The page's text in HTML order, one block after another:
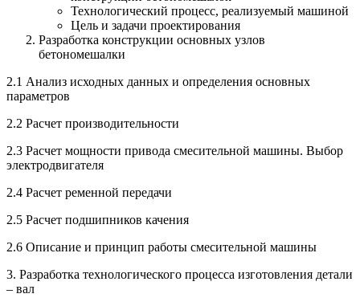
Технологический процесс, реализуемый машиной
Цель и задачи проектирования
Разработка конструкции основных узлов
бетономешалки
2.1 Анализ исходных данных и определения основных
параметров
2.2 Расчет производительности
2.3 Расчет мощности привода смесительной машины. Выбор
электродвигателя
2.4 Расчет ременной передачи
2.5 Расчет подшипников качения
2.6 Описание и принцип работы смесительной машины
3. Разработка технологического процесса изготовления детали
– вал